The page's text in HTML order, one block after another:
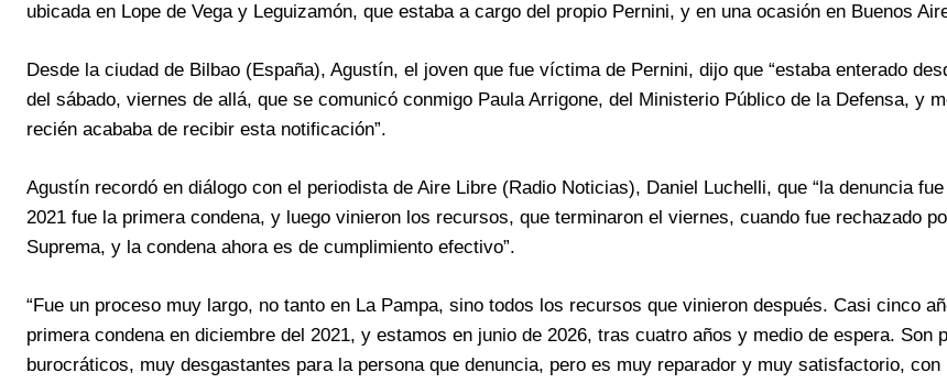
ubicada en Lope de Vega y Leguizamón, que estaba a cargo del propio Pernini, y en una ocasión en Buenos
Desde la ciudad de Bilbao (España), Agustín, el joven que fue víctima de Pernini, dijo que “estaba enterado
del sábado, viernes de allá, que se comunicó conmigo Paula Arrigone, del Ministerio Público de la Defensa, y
recién acababa de recibir esta notificación”.
Agustín recordó en diálogo con el periodista de Aire Libre (Radio Noticias), Daniel Luchelli, que “la denuncia
2021 fue la primera condena, y luego vinieron los recursos, que terminaron el viernes, cuando fue rechazado
Suprema, y la condena ahora es de cumplimiento efectivo”.
“Fue un proceso muy largo, no tanto en La Pampa, sino todos los recursos que vinieron después. Casi cinco
primera condena en diciembre del 2021, y estamos en junio de 2026, tras cuatro años y medio de espera. Son
burocráticos, muy desgastantes para la persona que denuncia, pero es muy reparador y muy satisfactorio,